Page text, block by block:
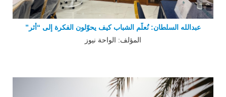
عبدالله السلطان: نُعلّم الشباب كيف يحوّلون الفكرة إلى “أثر”
المؤلف: الواحة نيوز